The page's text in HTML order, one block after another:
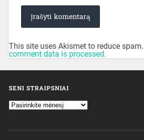
This site uses Akismet to reduce spam.
comment data is processed.
SENI STRAIPSNIAI